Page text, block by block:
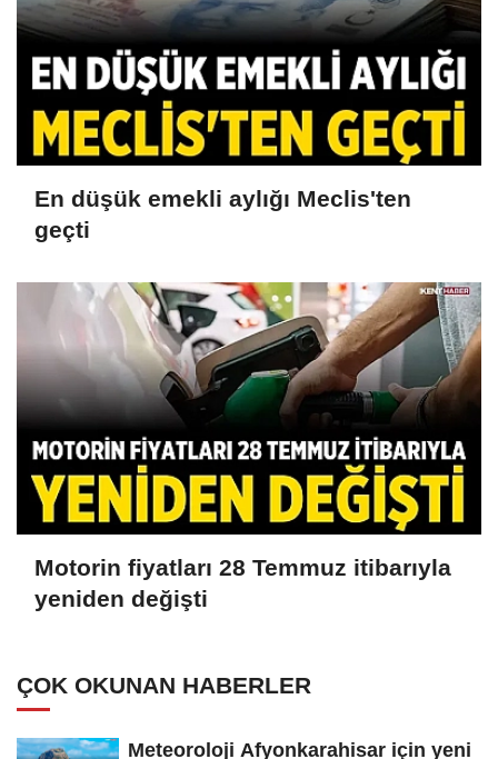
En düşük emekli aylığı Meclis'ten
geçti
Motorin fiyatları 28 Temmuz itibarıyla
yeniden değişti
ÇOK OKUNAN HABERLER
Meteoroloji Afyonkarahisar için yeni